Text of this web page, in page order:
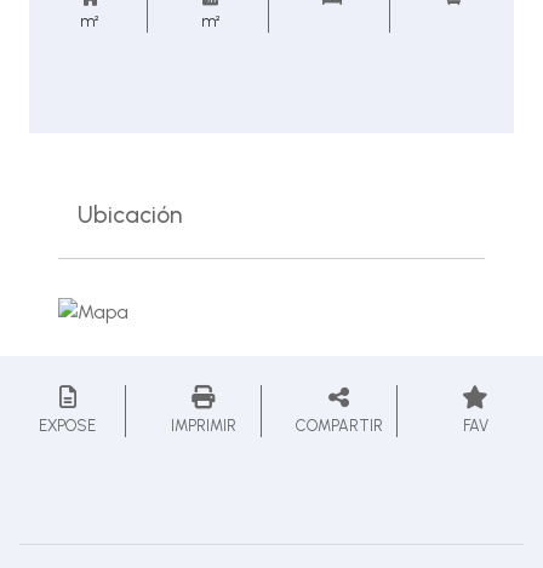
m² m²
Ubicación
EXPOSE IMPRIMIR COMPARTIR FAV